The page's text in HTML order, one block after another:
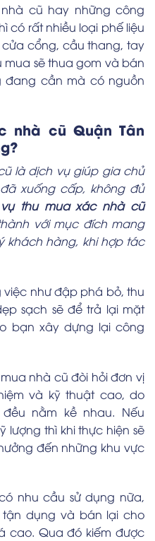
cũ hay những công
có rất nhiều loại phế liệu
cổng, cầu thang, tay
mua sẽ thua gom và bán
đang cần mà có nguồn
nhà cũ Quận Tân
là dịch vụ giúp gia chủ
xuống cấp, không đủ
thu mua xác nhà cũ
với mục đích mang
khách hàng, khi hợp tác
việc như đập phá bỏ, thu
sạch sẽ để trả lại mặt
bạn xây dựng lại công
nhà cũ đòi hỏi đơn vị
và kỹ thuật cao, do
nằm kề nhau. Nếu
lượng thì khi thực hiện sẽ
đến những khu vực
nhu cầu sử dụng nữa,
dụng và bán lại cho
cao. Qua đó kiếm được